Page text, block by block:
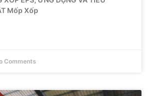
Mốp Xốp
Comments